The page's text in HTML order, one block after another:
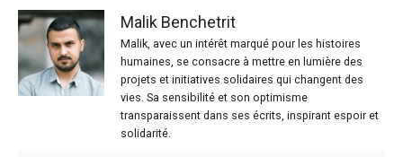
Malik Benchetrit
Malik, avec un intérêt marqué pour les histoires
humaines, se consacre à mettre en lumière des
projets et initiatives solidaires qui changent des
vies. Sa sensibilité et son optimisme
transparaissent dans ses écrits, inspirant espoir et
solidarité.